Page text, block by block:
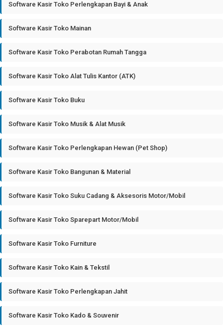
Software Kasir Toko Perlengkapan Bayi & Anak
Software Kasir Toko Mainan
Software Kasir Toko Perabotan Rumah Tangga
Software Kasir Toko Alat Tulis Kantor (ATK)
Software Kasir Toko Buku
Software Kasir Toko Musik & Alat Musik
Software Kasir Toko Perlengkapan Hewan (Pet Shop)
Software Kasir Toko Bangunan & Material
Software Kasir Toko Suku Cadang & Aksesoris Motor/Mobil
Software Kasir Toko Sparepart Motor/Mobil
Software Kasir Toko Furniture
Software Kasir Toko Kain & Tekstil
Software Kasir Toko Perlengkapan Jahit
Software Kasir Toko Kado & Souvenir